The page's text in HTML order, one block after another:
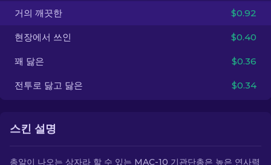
거의 깨끗한 $0.92
현장에서 쓰인 $0.40
꽤 닳은 $0.36
전투로 닳고 닳은 $0.34
스킨 설명
총알이 나오는 상자라 할 수 있는 MAC-10 기관단총은 높은 연사력